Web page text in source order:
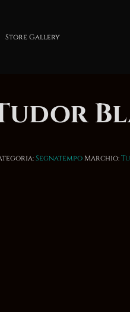
Store Gallery
SegnatempoMarchio: